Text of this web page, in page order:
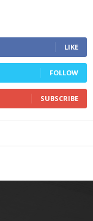
LIKE
FOLLOW
SUBSCRIBE